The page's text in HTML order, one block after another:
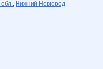
обл., Нижний Новгород